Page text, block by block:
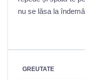
nu se lăsa la
GREUTATE